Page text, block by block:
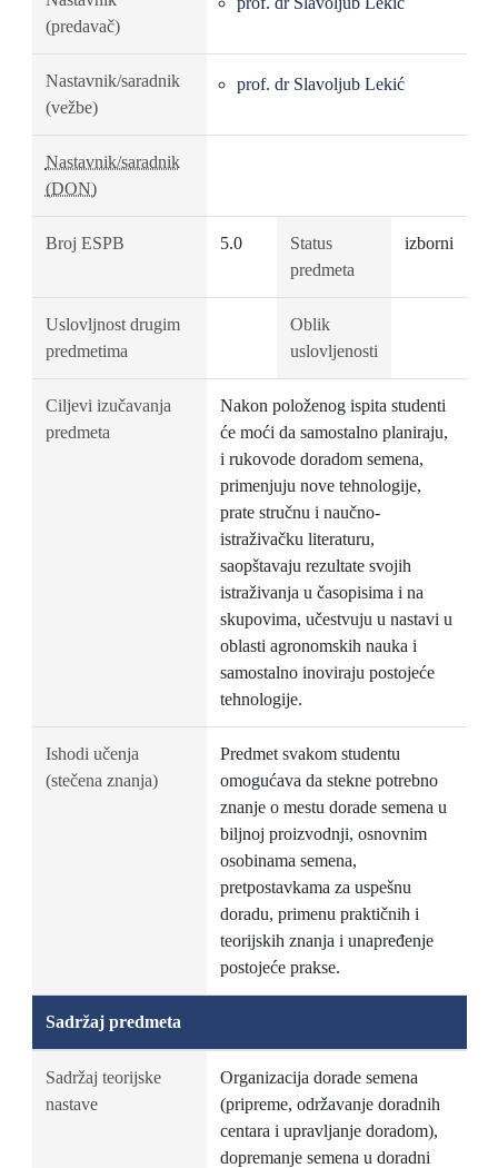
(predavač)
Nastavnik/saradnik
(vežbe)
prof. dr Slavoljub Lekić
Nastavnik/saradnik
(DON)
Broj ESPB 5.0
Status
predmeta
izborni
Uslovljnost drugim
predmetima
Oblik
uslovljenosti
Ciljevi izučavanja
predmeta
Nakon položenog ispita studenti
će moći da samostalno planiraju,
i rukovode doradom semena,
primenjuju nove tehnologije,
prate stručnu i naučno-
istraživačku literaturu,
saopštavaju rezultate svojih
istraživanja u časopisima i na
skupovima, učestvuju u nastavi u
oblasti agronomskih nauka i
samostalno inoviraju postojeće
tehnologije.
Ishodi učenja
(stečena znanja)
Predmet svakom studentu
omogućava da stekne potrebno
znanje o mestu dorade semena u
biljnoj proizvodnji, osnovnim
osobinama semena,
pretpostavkama za uspešnu
doradu, primenu praktičnih i
teorijskih znanja i unapređenje
postojeće prakse.
Sadržaj predmeta
Sadržaj teorijske
nastave
Organizacija dorade semena
(pripreme, održavanje doradnih
centara i upravljanje doradom),
dopremanje semena u doradni